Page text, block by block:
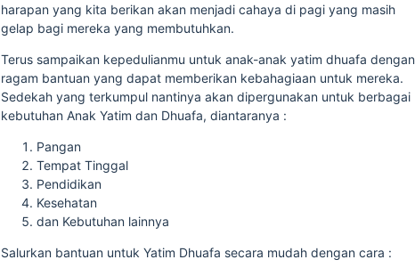
harapan yang kita berikan akan menjadi cahaya di pagi yang masih
gelap bagi mereka yang membutuhkan.
Terus sampaikan kepedulianmu untuk anak-anak yatim dhuafa dengan
ragam bantuan yang dapat memberikan kebahagiaan untuk mereka.
Sedekah yang terkumpul nantinya akan dipergunakan untuk berbagai
kebutuhan Anak Yatim dan Dhuafa, diantaranya :
Pangan
Tempat Tinggal
Pendidikan
Kesehatan
dan Kebutuhan lainnya
Salurkan bantuan untuk Yatim Dhuafa secara mudah dengan cara :